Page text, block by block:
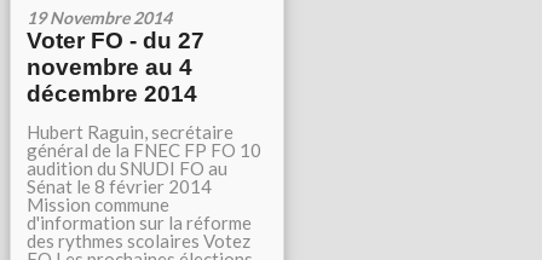
19 Novembre 2014
Voter FO - du 27
novembre au 4
décembre 2014
Hubert Raguin, secrétaire
général de la FNEC FP FO 10
audition du SNUDI FO au
Sénat le 8 février 2014
Mission commune
d'information sur la réforme
des rythmes scolaires Votez